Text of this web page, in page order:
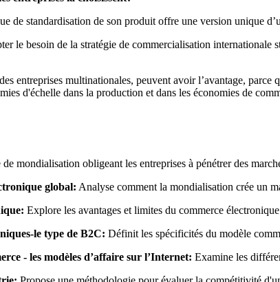
de standardisation de son produit offre une version unique
le besoin de la stratégie de commercialisation
entreprises multinationales, peuvent avoir l’avantage,
d'échelle dans la production et dans les économies de
de mondialisation obligeant les entreprises à pénétrer des
global: Analyse comment la mondialisation crée un
Explore les avantages et limites du commerce
le type de B2C: Définit les spécificités du modèle
- les modèles d’affaire sur l’Internet: Examine les